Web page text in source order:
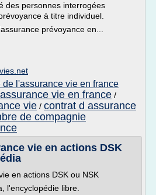
des personnes interrogées
à titre individuel.
prévoyance en...
de l'assurance vie en france
vie en france /
vie / contrat d assurance
de compagnie
vie en actions DSK
en actions DSK ou NSK
l'encyclopédie libre.